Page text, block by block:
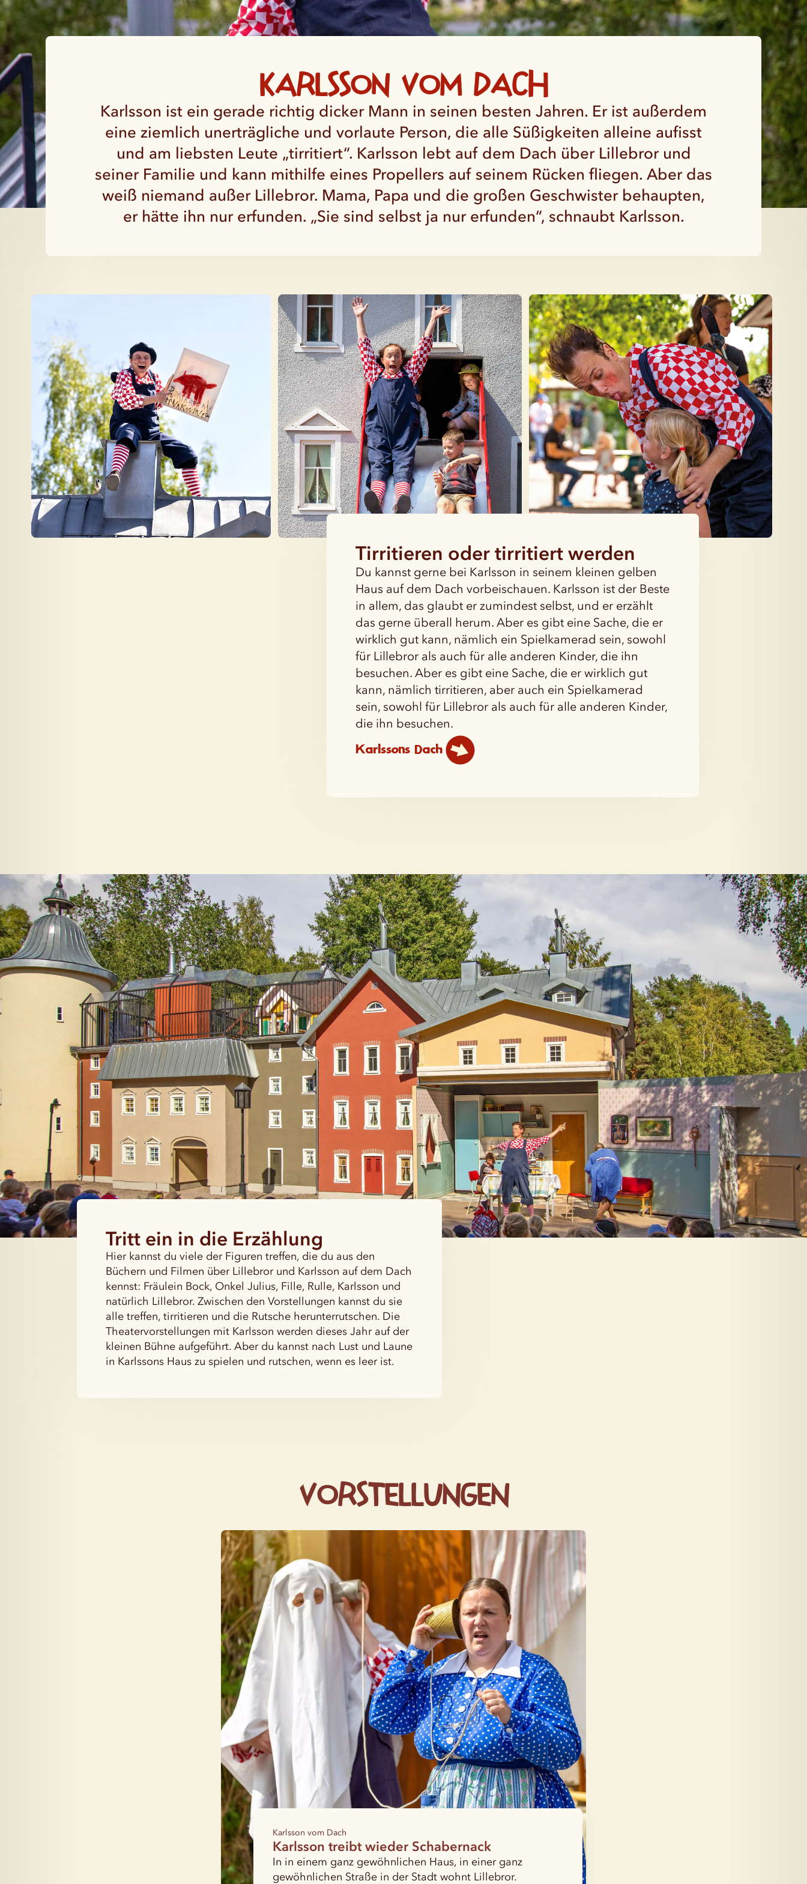
Karlsson vom Dach
Karlsson ist ein gerade richtig dicker Mann in seinen besten Jahren. Er ist außerdem
eine ziemlich unerträgliche und vorlaute Person, die alle Süßigkeiten alleine aufisst
und am liebsten Leute „tirritiert“. Karlsson lebt auf dem Dach über Lillebror und
seiner Familie und kann mithilfe eines Propellers auf seinem Rücken fliegen. Aber das
weiß niemand außer Lillebror. Mama, Papa und die großen Geschwister behaupten,
er hätte ihn nur erfunden. „Sie sind selbst ja nur erfunden“, schnaubt Karlsson.
Tirritieren oder tirritiert werden
Du kannst gerne bei Karlsson in seinem kleinen gelben
Haus auf dem Dach vorbeischauen. Karlsson ist der Beste
in allem, das glaubt er zumindest selbst, und er erzählt
das gerne überall herum. Aber es gibt eine Sache, die er
wirklich gut kann, nämlich ein Spielkamerad sein, sowohl
für Lillebror als auch für alle anderen Kinder, die ihn
besuchen. Aber es gibt eine Sache, die er wirklich gut
kann, nämlich tirritieren, aber auch ein Spielkamerad
sein, sowohl für Lillebror als auch für alle anderen Kinder,
die ihn besuchen.
Karlssons Dach
Tritt ein in die Erzählung
Hier kannst du viele der Figuren treffen, die du aus den
Büchern und Filmen über Lillebror und Karlsson auf dem Dach
kennst: Fräulein Bock, Onkel Julius, Fille, Rulle, Karlsson und
natürlich Lillebror. Zwischen den Vorstellungen kannst du sie
alle treffen, tirritieren und die Rutsche herunterrutschen. Die
Theatervorstellungen mit Karlsson werden dieses Jahr auf der
kleinen Bühne aufgeführt. Aber du kannst nach Lust und Laune
in Karlssons Haus zu spielen und rutschen, wenn es leer ist.
Vorstellungen
Karlsson vom Dach
Karlsson treibt wieder Schabernack
In in einem ganz gewöhnlichen Haus, in einer ganz
gewöhnlichen Straße in der Stadt wohnt Lillebror.